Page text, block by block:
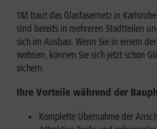
1&1 baut das Glasfasernetz in
sind bereits in mehreren Stadtteilen
sich im Ausbau. Wenn Sie in einem
wohnen, können Sie sich jetzt schon
sichern.
Ihre Vorteile während der
Komplette Übernahme der